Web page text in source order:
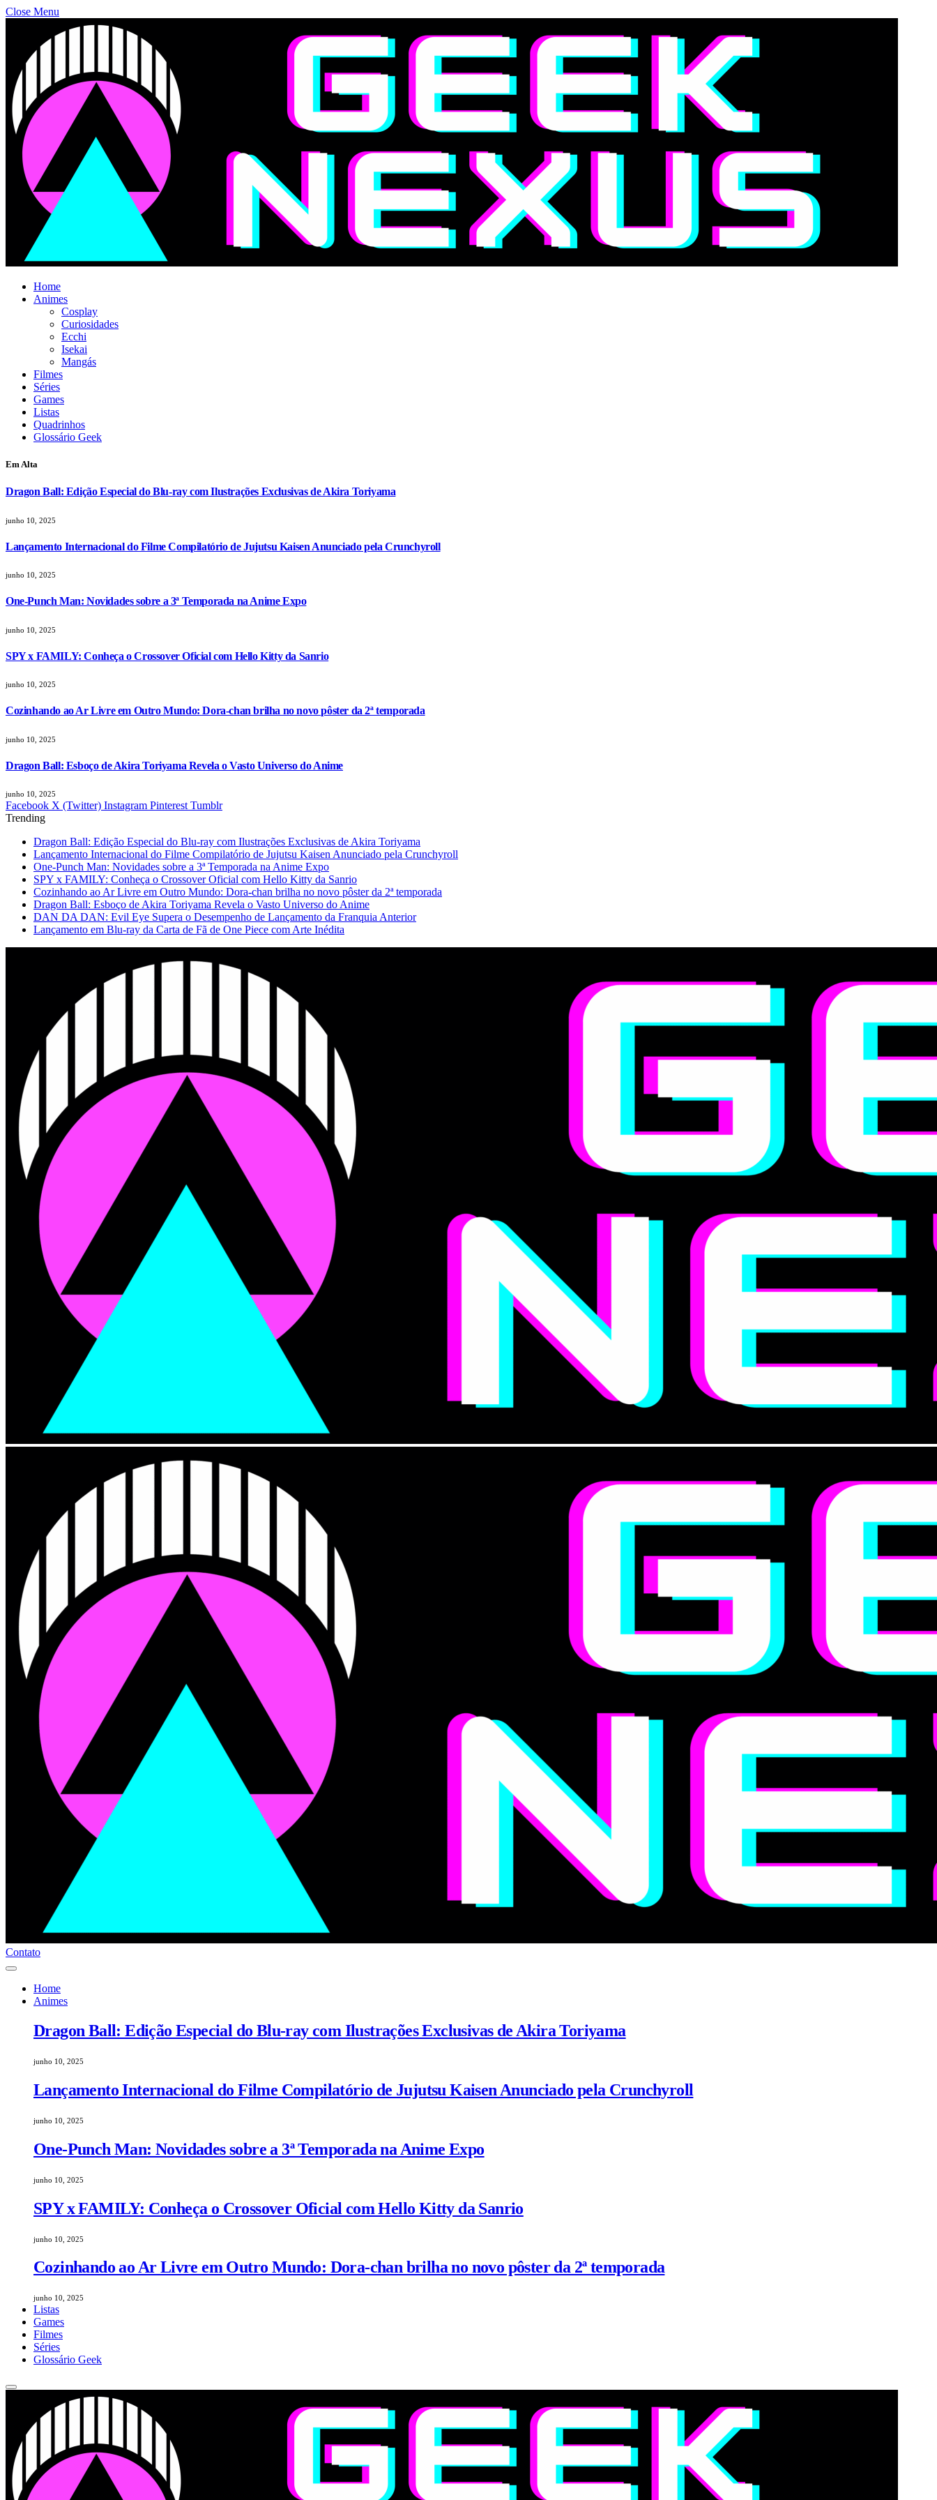
Close Menu
Home
Animes
Cosplay
Curiosidades
Ecchi
Isekai
Mangás
Filmes
Séries
Games
Listas
Quadrinhos
Glossário Geek
Em Alta
Dragon Ball: Edição Especial do Blu-ray com Ilustrações Exclusivas de Akira Toriyama
junho 10, 2025
Lançamento Internacional do Filme Compilatório de Jujutsu Kaisen Anunciado pela Crunchyroll
junho 10, 2025
One-Punch Man: Novidades sobre a 3ª Temporada na Anime Expo
junho 10, 2025
SPY x FAMILY: Conheça o Crossover Oficial com Hello Kitty da Sanrio
junho 10, 2025
Cozinhando ao Ar Livre em Outro Mundo: Dora-chan brilha no novo pôster da 2ª temporada
junho 10, 2025
Dragon Ball: Esboço de Akira Toriyama Revela o Vasto Universo do Anime
junho 10, 2025
Facebook X (Twitter) Instagram Pinterest Tumblr
Trending
Dragon Ball: Edição Especial do Blu-ray com Ilustrações Exclusivas de Akira Toriyama
Lançamento Internacional do Filme Compilatório de Jujutsu Kaisen Anunciado pela Crunchyroll
One-Punch Man: Novidades sobre a 3ª Temporada na Anime Expo
SPY x FAMILY: Conheça o Crossover Oficial com Hello Kitty da Sanrio
Cozinhando ao Ar Livre em Outro Mundo: Dora-chan brilha no novo pôster da 2ª temporada
Dragon Ball: Esboço de Akira Toriyama Revela o Vasto Universo do Anime
DAN DA DAN: Evil Eye Supera o Desempenho de Lançamento da Franquia Anterior
Lançamento em Blu-ray da Carta de Fã de One Piece com Arte Inédita
Contato
Home
Animes
Dragon Ball: Edição Especial do Blu-ray com Ilustrações Exclusivas de Akira Toriyama
junho 10, 2025
Lançamento Internacional do Filme Compilatório de Jujutsu Kaisen Anunciado pela Crunchyroll
junho 10, 2025
One-Punch Man: Novidades sobre a 3ª Temporada na Anime Expo
junho 10, 2025
SPY x FAMILY: Conheça o Crossover Oficial com Hello Kitty da Sanrio
junho 10, 2025
Cozinhando ao Ar Livre em Outro Mundo: Dora-chan brilha no novo pôster da 2ª temporada
junho 10, 2025
Listas
Games
Filmes
Séries
Glossário Geek